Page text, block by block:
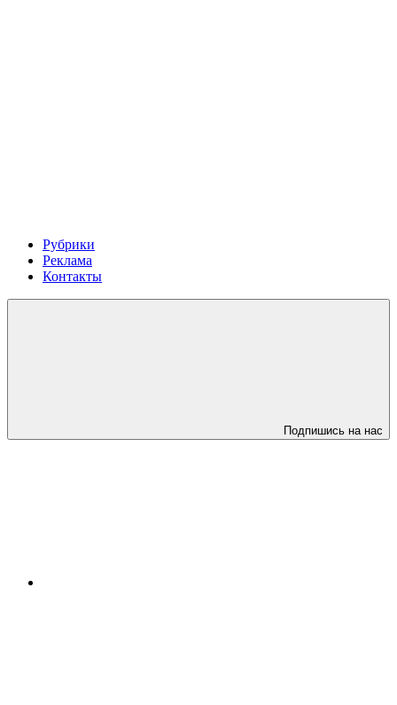
Рубрики
Реклама
Контакты
Подпишись на нас